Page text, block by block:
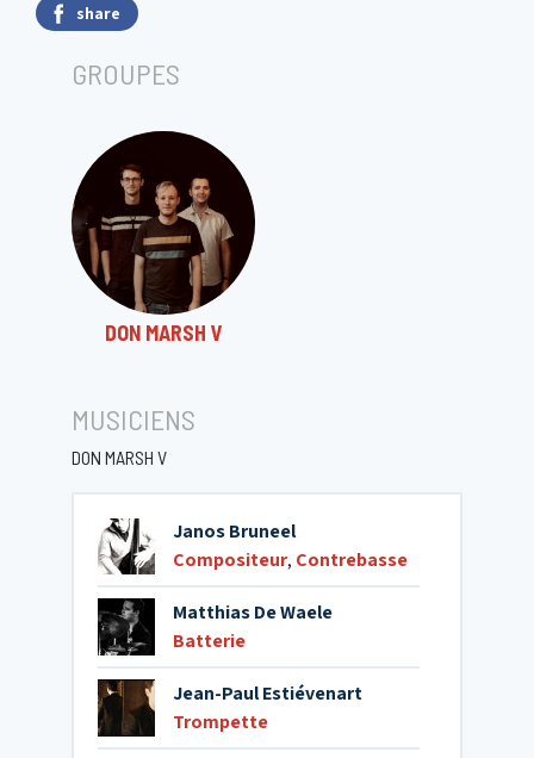
share
GROUPES
DON MARSH V
MUSICIENS
DON MARSH V
Janos Bruneel
Compositeur, Contrebasse
Matthias De Waele
Batterie
Jean-Paul Estiévenart
Trompette